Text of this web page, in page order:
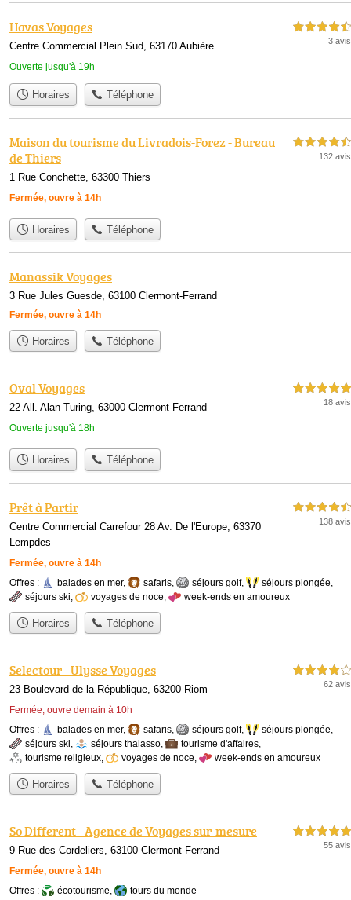
Havas Voyages
Centre Commercial Plein Sud, 63170 Aubière
Ouverte jusqu'à 19h
4,5 étoiles sur 5
3 avis
Horaires Téléphone
Maison du tourisme du Livradois-Forez - Bureau
de Thiers
1 Rue Conchette, 63300 Thiers
Fermée, ouvre à 14h
4,5 étoiles sur 5
132 avis
Horaires Téléphone
Manassik Voyages
3 Rue Jules Guesde, 63100 Clermont-Ferrand
Fermée, ouvre à 14h
Horaires Téléphone
Oval Voyages
22 All. Alan Turing, 63000 Clermont-Ferrand
Ouverte jusqu'à 18h
5,0 étoiles sur 5
18 avis
Horaires Téléphone
Prêt à Partir
Centre Commercial Carrefour 28 Av. De l'Europe, 63370
Lempdes
Fermée, ouvre à 14h
4,5 étoiles sur 5
138 avis
Offres : balades en mer, safaris séjours golf, séjours plongée
séjours ski
voyages de noce week-ends en amoureux
Horaires Téléphone
Selectour - Ulysse Voyages
23 Boulevard de la République, 63200 Riom
Fermée, ouvre demain à 10h
4,0 étoiles sur 5
62 avis
Offres : balades en mer, safaris, séjours golf, séjours plongée,
séjours ski, séjours thalasso, tourisme d'affaires,
tourisme religieux, voyages de noce, week-ends en amoureux
Horaires Téléphone
So Different - Agence de Voyages sur-mesure
9 Rue des Cordeliers, 63100 Clermont-Ferrand
Fermée, ouvre à 14h
5,0 étoiles sur 5
55 avis
Offres : écotourisme, tours du monde